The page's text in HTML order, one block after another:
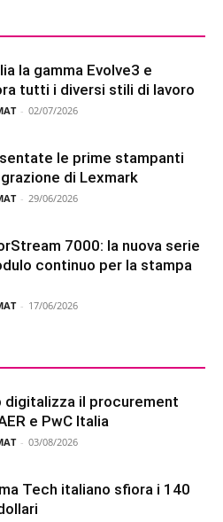
la gamma Evolve3 e
tutti i diversi stili di lavoro
- 02/07/2026
le prime stampanti
di Lexmark
- 29/06/2026
7000: la nuova serie
continuo per la stampa
- 17/06/2026
digitalizza il procurement
e PwC Italia
- 03/08/2026
Tech italiano sfiora i 140